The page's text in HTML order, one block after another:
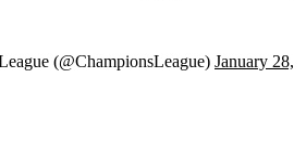
(@ChampionsLeague) January 28,